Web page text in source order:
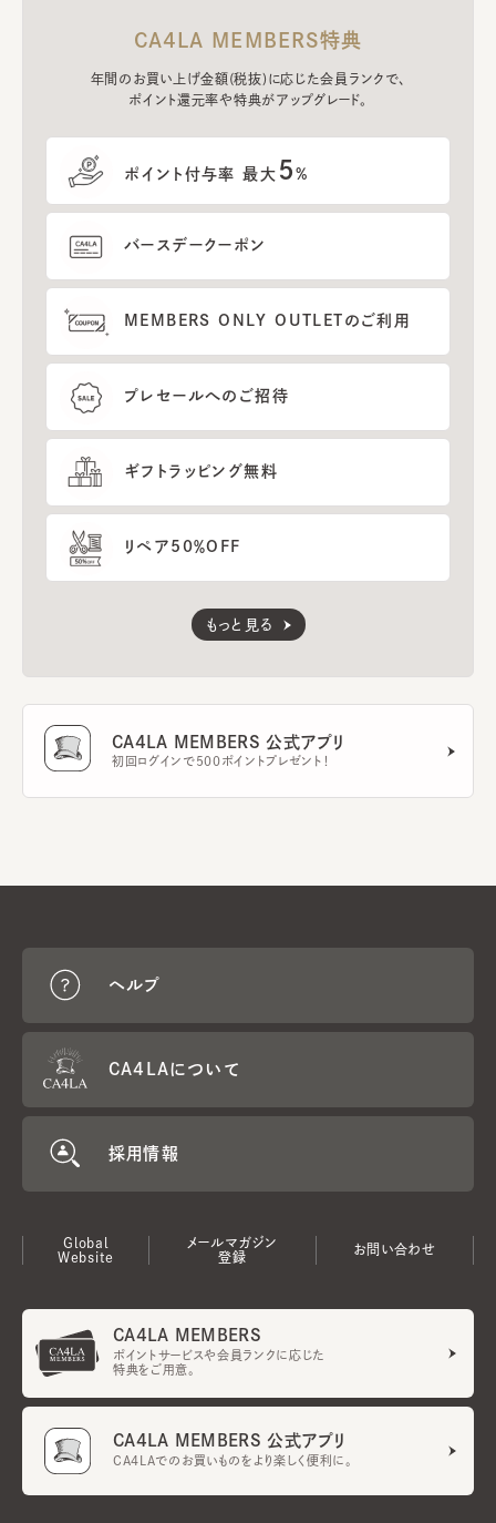
CA4LA MEMBERS特典
年間のお買い上げ金額(税抜)に応じた会員ランクで、
ポイント還元率や特典がアップグレード。
ポイント付与率 最大 5%
バースデークーポン
MEMBERS ONLY OUTLETのご利用
プレセールへのご招待
ギフトラッピング無料
リペア50％OFF
もっと見る
CA4LA MEMBERS 公式アプリ
初回ログインで500ポイントプレゼント！
ヘルプ
CA4LAについて
採用情報
Global
Website
メールマガジン
登録
お問い合わせ
CA4LA MEMBERS
ポイントサービスや会員ランクに応じた
特典をご用意。
CA4LA MEMBERS 公式アプリ
CA4LAでのお買いものをより楽しく便利に。